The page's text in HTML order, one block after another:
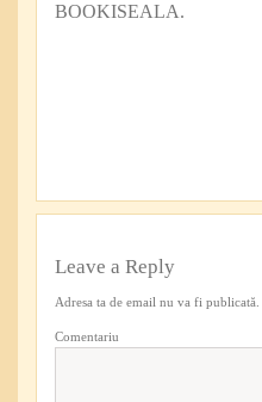
BOOKISEALA.
Leave a Reply
Adresa ta de email nu va fi publicată.
Comentariu